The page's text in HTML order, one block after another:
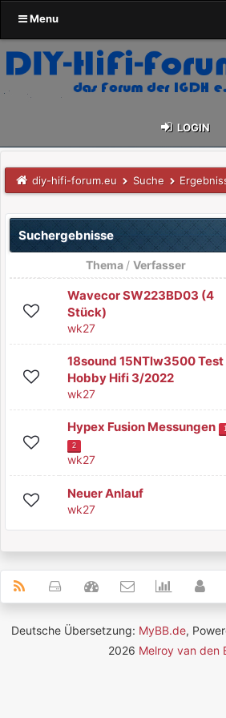
Menu
LOGIN
diy-hifi-forum.eu Suche
Suchergebnisse
Thema / Verfasser
Wavecor SW223BD03 (4
Stück)
wk27
18sound 15NTlw3500 Test
Hobby Hifi 3/2022
wk27
Hypex Fusion Messungen
2
wk27
Neuer Anlauf
wk27
Deutsche Übersetzung: MyBB.de,
2026 Melroy van den